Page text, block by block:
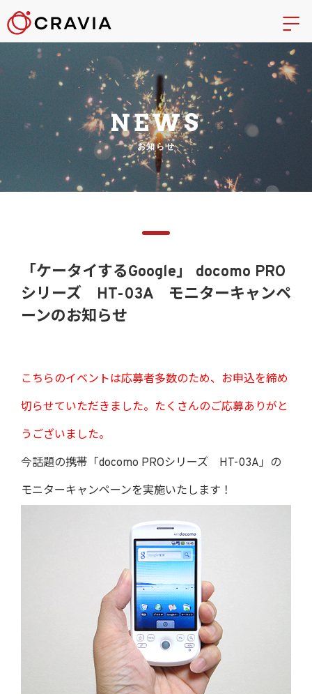
NEWS
お知らせ
「ケータイするGoogle」 docomo PRO
シリーズ HT-03A モニターキャンペ
ーンのお知らせ
こちらのイベントは応募者多数のため、お申込を締め
切らせていただきました。たくさんのご応募ありがと
うございました。
今話題の携帯「docomo PROシリーズ HT-03A」の
モニターキャンペーンを実施いたします！